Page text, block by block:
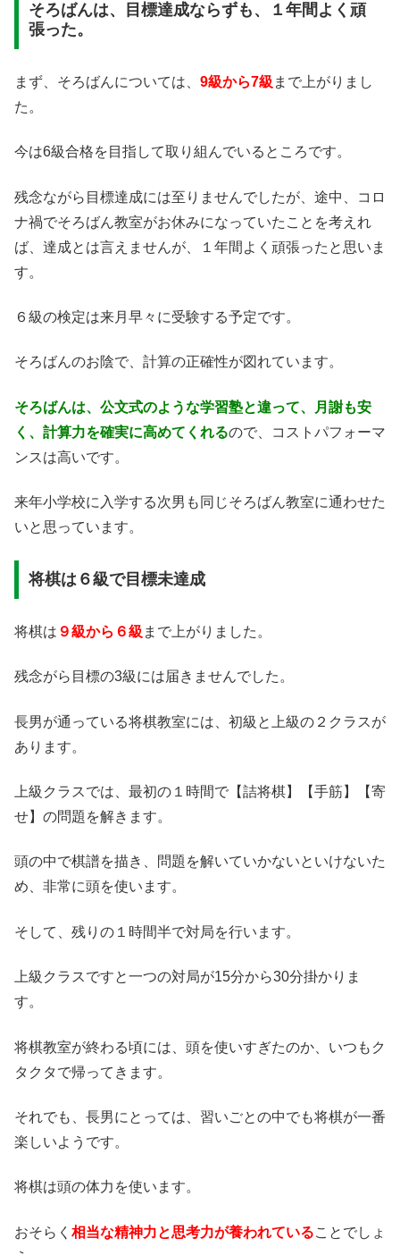
そろばんは、目標達成ならずも、１年間よく頑
張った。
まず、そろばんについては、 9級から7級 まで上がりまし
た。
今は6級合格を目指して取り組んでいるところです。
残念ながら目標達成には至りませんでしたが、途中、コロ
ナ禍でそろばん教室がお休みになっていたことを考えれ
ば、達成とは言えませんが、１年間よく頑張ったと思いま
す。
６級の検定は来月早々に受験する予定です。
そろばんのお陰で、計算の正確性が図れています。
そろばんは、公文式のような学習塾と違って、月謝も安
く、計算力を確実に高めてくれるので、コストパフォーマ
ンスは高いです。
来年小学校に入学する次男も同じそろばん教室に通わせた
いと思っています。
将棋は６級で目標未達成
将棋は ９級から６級 まで上がりました。
残念がら目標の3級には届きませんでした。
長男が通っている将棋教室には、初級と上級の２クラスが
あります。
上級クラスでは、最初の１時間で【詰将棋】【手筋】【寄
せ】の問題を解きます。
頭の中で棋譜を描き、問題を解いていかないといけないた
め、非常に頭を使います。
そして、残りの１時間半で対局を行います。
上級クラスですと一つの対局が15分から30分掛かりま
す。
将棋教室が終わる頃には、頭を使いすぎたのか、いつもク
タクタで帰ってきます。
それでも、長男にとっては、習いごとの中でも将棋が一番
楽しいようです。
将棋は頭の体力を使います。
おそらく 相当な精神力と思考力が養われていることでしょ